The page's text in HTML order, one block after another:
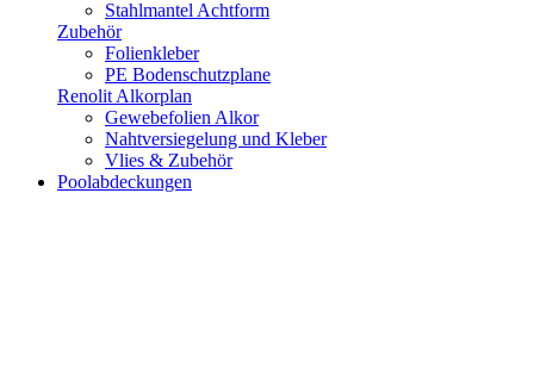
Stahlmantel Achtform
Zubehör
Folienkleber
PE Bodenschutzplane
Renolit Alkorplan
Gewebefolien Alkor
Nahtversiegelung und Kleber
Vlies & Zubehör
Poolabdeckungen